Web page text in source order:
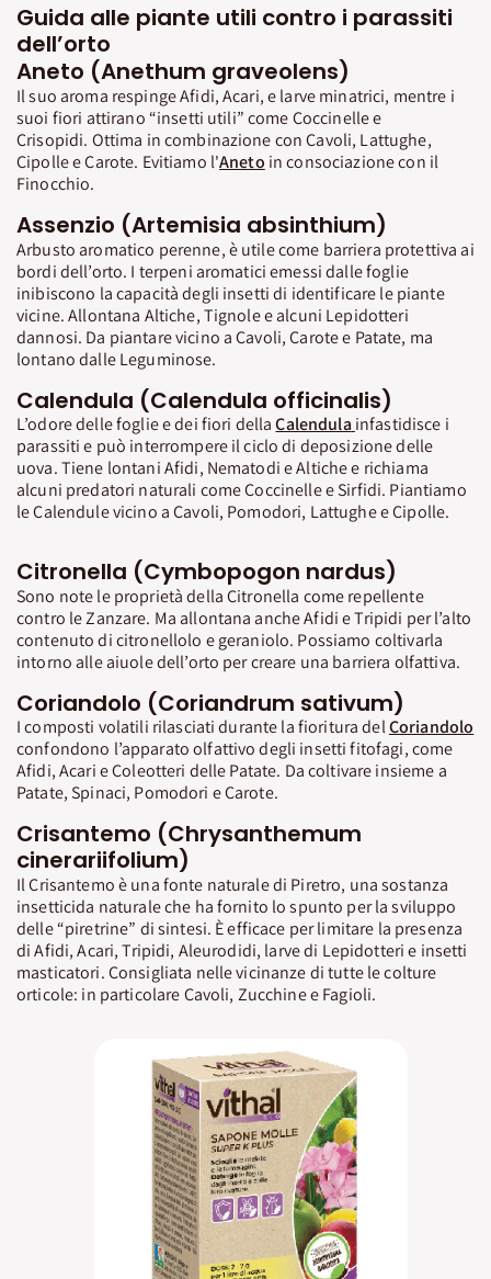
Guida alle piante utili contro i parassiti
dell’orto
Aneto (Anethum graveolens)
Il suo aroma respinge Afidi, Acari, e larve minatrici, mentre i
suoi fiori attirano “insetti utili” come Coccinelle e
Crisopidi. Ottima in combinazione con Cavoli, Lattughe,
Cipolle e Carote. Evitiamo l'Aneto in consociazione con il
Finocchio.
Assenzio (Artemisia absinthium)
Arbusto aromatico perenne, è utile come barriera protettiva ai
bordi dell’orto. I terpeni aromatici emessi dalle foglie
inibiscono la capacità degli insetti di identificare le piante
vicine. Allontana Altiche, Tignole e alcuni Lepidotteri
dannosi. Da piantare vicino a Cavoli, Carote e Patate, ma
lontano dalle Leguminose.
Calendula (Calendula officinalis)
L’odore delle foglie e dei fiori dellaCalendula infastidisce i
parassiti e può interrompere il ciclo di deposizione delle
uova. Tiene lontani Afidi, Nematodi e Altiche e richiama
alcuni predatori naturali come Coccinelle e Sirfidi. Piantiamo
le Calendule vicino a Cavoli, Pomodori, Lattughe e Cipolle.
Citronella (Cymbopogon nardus)
Sono note le proprietà della Citronella come repellente
contro le Zanzare. Ma allontana anche Afidi e Tripidi per l’alto
contenuto di citronellolo e geraniolo. Possiamo coltivarla
intorno alle aiuole dell’orto per creare una barriera olfattiva.
Coriandolo (Coriandrum sativum)
I composti volatili rilasciati durante la fioritura delCoriandolo
confondono l’apparato olfattivo degli insetti fitofagi, come
Afidi, Acari e Coleotteri delle Patate. Da coltivare insieme a
Patate, Spinaci, Pomodori e Carote.
Crisantemo (Chrysanthemum
cinerariifolium)
Il Crisantemo è una fonte naturale di Piretro, una sostanza
insetticida naturale che ha fornito lo spunto per la sviluppo
delle “piretrine” di sintesi. È efficace per limitare la presenza
di Afidi, Acari, Tripidi, Aleurodidi, larve di Lepidotteri e insetti
masticatori. Consigliata nelle vicinanze di tutte le colture
orticole: in particolare Cavoli, Zucchine e Fagioli.